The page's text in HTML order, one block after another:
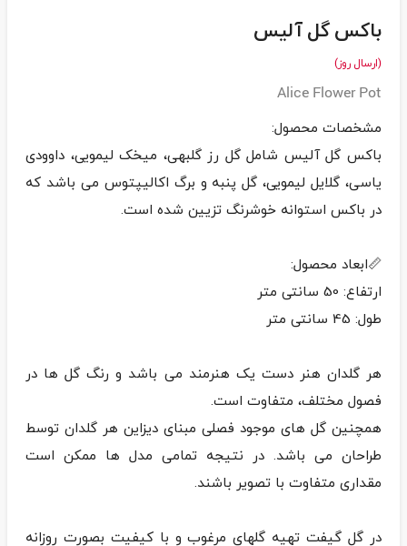
باکس گل آلیس
(ارسال روز)
Alice Flower Pot
باکس گل آلیس شامل گل رز گلبهی، میخک لیمویی، داوودی
یاسی، گلایل لیمویی، گل پنبه و برگ اکالیپتوس می باشد که
هر گلدان هنر دست یک هنرمند می باشد و رنگ گل ها در
همچنین گل های موجود فصلی مبنای دیزاین هر گلدان توسط
طراحان می باشد. در نتیجه تمامی مدل ها ممکن است
در گل گیفت تهیه گلهای مرغوب و با کیفیت بصورت روزانه